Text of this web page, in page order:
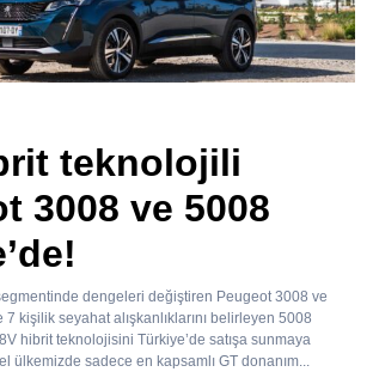
teknolojili
3008 ve 5008
dengeleri değiştiren Peugeot 3008 ve
kişilik seyahat alışkanlıklarını belirleyen 5008
hibrit teknolojisini Türkiye’de satışa sunmaya
ülkemizde sadece en kapsamlı GT donanım...